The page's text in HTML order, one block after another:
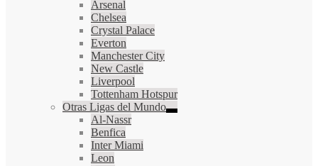
Arsenal
Chelsea
Crystal Palace
Everton
Manchester City
New Castle
Liverpool
Tottenham Hotspur
Otras Ligas del Mundo
Al-Nassr
Benfica
Inter Miami
Leon